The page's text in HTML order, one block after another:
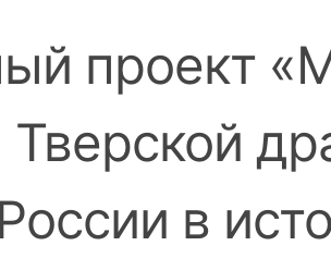
проект
в